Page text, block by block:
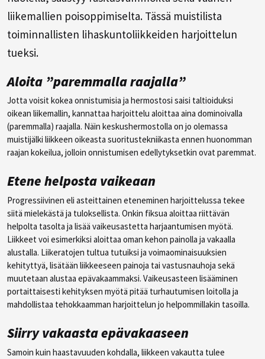
liikemallien poisoppimiselta. Tässä muistilista
toiminnallisten lihaskuntoliikkeiden harjoittelun
tueksi.
Aloita ”paremmalla raajalla”
Jotta voisit kokea onnistumisia ja hermostosi saisi taltioiduksi
oikean liikemallin, kannattaa harjoittelu aloittaa aina dominoivalla
(paremmalla) raajalla. Näin keskushermostolla on jo olemassa
muistijälki liikkeen oikeasta suoritustekniikasta ennen huonomman
raajan kokeilua, jolloin onnistumisen edellytyksetkin ovat paremmat.
Etene helposta vaikeaan
Progressiivinen eli asteittainen eteneminen harjoittelussa tekee
siitä mielekästä ja tuloksellista. Onkin fiksua aloittaa riittävän
helpolta tasolta ja lisää vaikeusastetta harjaantumisen myötä.
Liikkeet voi esimerkiksi aloittaa oman kehon painolla ja vakaalla
alustalla. Liikeratojen tultua tutuiksi ja voimaominaisuuksien
kehityttyä, lisätään liikkeeseen painoja tai vastusnauhoja sekä
muutetaan alustaa epävakaammaksi. Vaikeusasteen lisääminen
portaittaisesti kehityksen myötä pitää turhautumisen loitolla ja
mahdollistaa tehokkaamman harjoittelun jo helpommillakin tasoilla.
Siirry vakaasta epävakaaseen
Samoin kuin haastavuuden kohdalla, liikkeen vakautta tulee